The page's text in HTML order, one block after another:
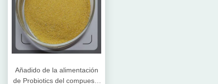
Añadido de la alimentación
de Probiotics del compuesto